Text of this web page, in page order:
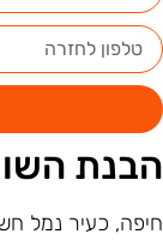
כעיר נמל